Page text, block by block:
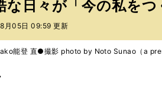
日々が「今の私をつ
月05日 09:59 更新
能登 直●撮影 photo by Noto Sunao（a